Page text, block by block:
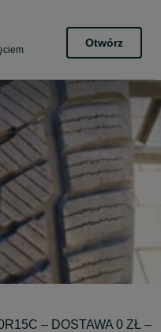
Otwórz
– DOSTAWA 0 ZŁ –